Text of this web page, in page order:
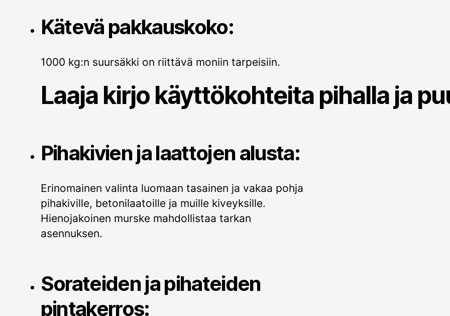
Kätevä pakkauskoko:
1000 kg:n suursäkki on riittävä moniin tarpeisiin.
Laaja kirjo käyttökohteita pihalla ja
Pihakivien ja laattojen alusta:
Erinomainen valinta luomaan tasainen ja vakaa pohja
pihakiville, betonilaatoille ja muille kiveyksille.
Hienojakoinen murske mahdollistaa tarkan
asennuksen.
Sorateiden ja pihateiden
pintakerros: